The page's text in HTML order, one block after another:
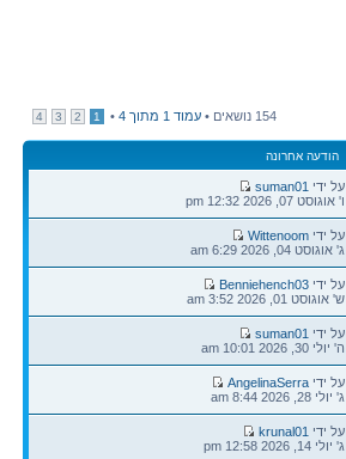
154 נושאים • עמוד 1 מתוך 4
•
1
2
3
4
הודעה אחרונה
הודעה
אחרונה
על ידי suman01
ו' אוגוסט 07, 2026 12:32 pm
הודעה
אחרונה
על ידיWittenoom
ג' אוגוסט 04, 2026 6:29 am
הודעה
אחרונה
על ידיBenniehench03
ש' אוגוסט 01, 2026 3:52 am
הודעה
אחרונה
על ידי suman01
ה' יולי 30, 2026 10:01 am
הודעה
אחרונה
על ידיAngelinaSerra
ג' יולי 28, 2026 8:44 am
הודעה
אחרונה
על ידי krunal01
ג' יולי 14, 2026 12:58 pm